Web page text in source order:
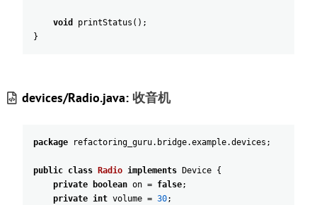
void printStatus ( ) ;
}
devices/Radio.java:收音机
package refactoring_guru. bridge.example.devices ;
public class Radio implements Device {
private
boolean on = false;
private int volume = 30;